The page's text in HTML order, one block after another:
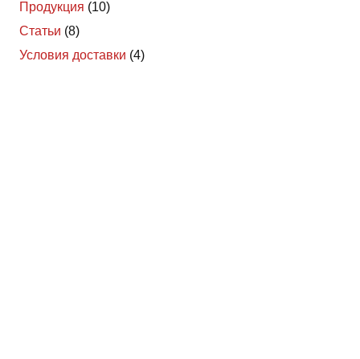
Продукция (10)
Статьи (8)
Условия доставки (4)